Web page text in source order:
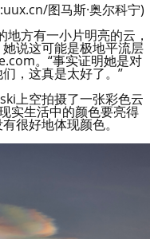
图马斯·奥尔科宁)
方有一小片明亮的云，
说这可能是极地平流层
。“事实证明她是对
，这真是太好了。”
上空拍摄了一张彩色云
实生活中的颜色要亮得
很好地体现颜色。